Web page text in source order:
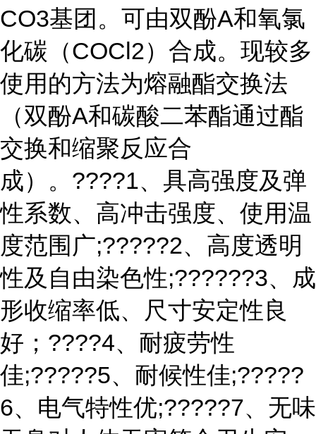
CO3基团。可由双酚A和氧氯
化碳（COCl2）合成。现较多
使用的方法为熔融酯交换法
（双酚A和碳酸二苯酯通过酯
交换和缩聚反应合
成）。????1、具高强度及弹
性系数、高冲击强度、使用温
度范围广;?????2、高度透明
性及自由染色性;??????3、成
形收缩率低、尺寸安定性良
好；????4、耐疲劳性
佳;?????5、耐候性佳;?????
6、电气特性优;?????7、无味